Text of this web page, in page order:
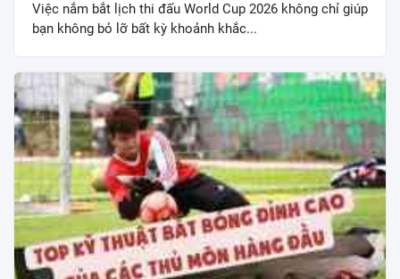
Việc nắm bắt lịch thi đấu World Cup 2026 không chỉ giúp
bạn không bỏ lỡ bất kỳ khoảnh khắc...